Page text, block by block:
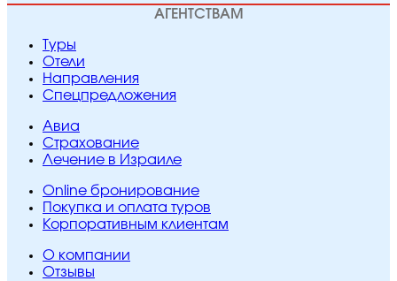
АГЕНТСТВАМ
Туры
Отели
Направления
Спецпредложения
Авиа
Страхование
Лечение в Израиле
Online бронирование
Покупка и оплата туров
Корпоративным клиентам
O компании
Отзывы